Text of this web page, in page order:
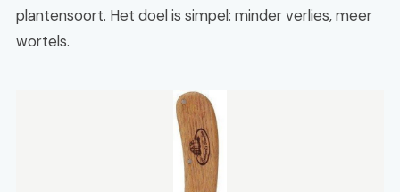
plantensoort. Het doel is simpel: minder verlies, meer
wortels.